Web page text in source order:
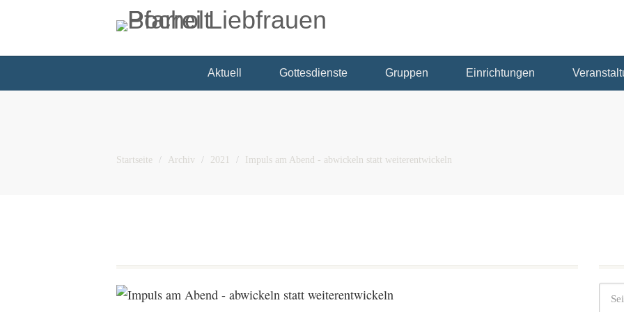
Aktuell Gottesdienste Gruppen Einrichtungen
Startseite Archiv 2021 Impuls am Abend - abwickeln statt weiterentwickeln